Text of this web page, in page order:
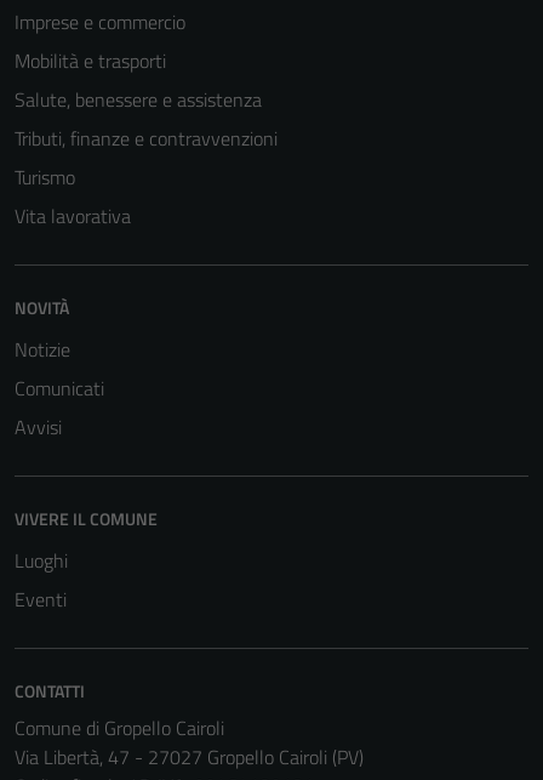
Imprese e commercio
Mobilità e trasporti
Salute, benessere e assistenza
Tributi, finanze e contravvenzioni
Turismo
Vita lavorativa
NOVITÀ
Notizie
Comunicati
Avvisi
VIVERE IL COMUNE
Luoghi
Eventi
CONTATTI
Comune di Gropello Cairoli
Via Libertà, 47 - 27027 Gropello Cairoli (PV)sono necessari
per il